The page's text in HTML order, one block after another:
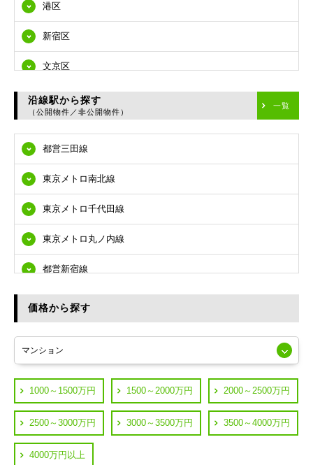
港区
新宿区
文京区
台東区
江東区
品川区
目黒区
大田区
世田谷区
渋谷区
練馬区
葛飾区
横浜市鶴見区
横浜市神奈川区
川崎市川崎区
沿線駅から探す
（公開物件／非公開物件）
一覧
都営三田線
東京メトロ南北線
東京メトロ千代田線
東京メトロ丸ノ内線
都営新宿線
都営浅草線
JR中央線
JR中央・総武線
価格から探す
1000～1500万円 1500～2000万円 2000～2500万円
2500～3000万円 3000～3500万円 3500～4000万円
4000万円以上